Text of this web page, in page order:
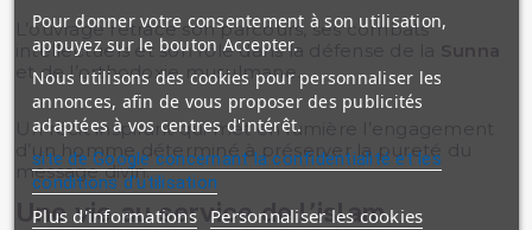
L’ouvrage retrace son parcours, ses combats
intellectuels et son rôle dans la défense de la
et de l’orthodoxie musulmane.
Un récit inspirant qui met en lumière l’engagement
d’un homme déterminé à préserver la pureté du
message divin.
Une vie au service de l’islam
Pour donner votre consentement à son utilisation,
appuyez sur le bouton Accepter.
Nous utilisons des cookies pour personnaliser les
annonces, afin de vous proposer des publicités
adaptées à vos centres d'intérêt.
site de Google concernant la confidentialité et les
conditions d'utilisation
Plus d'informations Personnaliser les cookies